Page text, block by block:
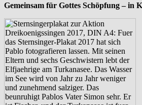
Gemeinsam für Gottes Schöpfung – in